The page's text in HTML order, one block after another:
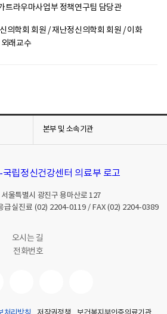
트라우마사업부 정책연구팀 담당관
의학회 회원 / 재난정신의학회 회원 / 이화
래교수
본부 및 소속기관
서울특별시 광진구 용마산로 127
급실진료 (02) 2204-0119/ FAX (02) 2204-0389
오시는 길
전화번호